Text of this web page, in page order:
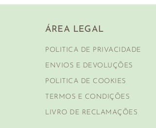
ÁREA LEGAL
POLITICA DE PRIVACIDADE
ENVIOS E DEVOLUÇÕES
POLITICA DE COOKIES
TERMOS E CONDIÇÕES
LIVRO DE RECLAMAÇÕES